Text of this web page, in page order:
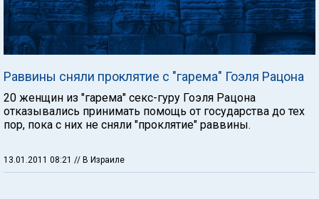
Раввины сняли проклятие с "гарема" Гоэля Рацона
20 женщин из "гарема" секс-гуру Гоэля Рацона
отказывались принимать помощь от государства до тех
пор, пока с них не сняли "проклятие" раввины.
13.01.2011 08:21 // В Израиле